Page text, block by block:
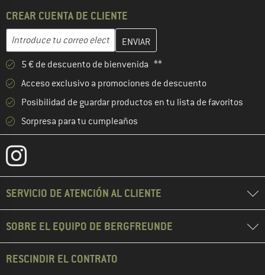
CREAR CUENTA DE CLIENTE
Dirección de correo electrónico
Introduce aquí tu dirección de correo electrónico y crea tu
5 € de descuento de bienvenida **
Acceso exclusivo a promociones de descuento
Posibilidad de guardar productos en tu lista de favoritos
Sorpresa para tu cumpleaños
SERVICIO DE ATENCIÓN AL CLIENTE
SOBRE EL EQUIPO DE BERGFREUNDE
RESCINDIR EL CONTRATO